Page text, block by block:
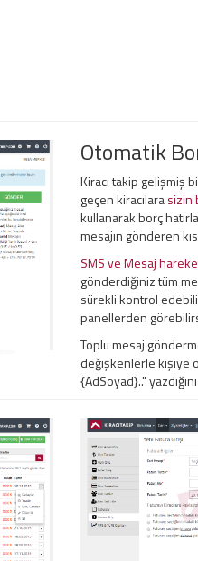
Otomatik
Kiracı takip gelişmiş
geçen kiracılarasizin
kullanarak borç
mesajın gönderen
SMS ve Mesaj
gönderdiğiniz tüm
sürekli kontrol
panellerden
Toplu mesaj
değişkenlerle kişiye
{AdSoyad}.."